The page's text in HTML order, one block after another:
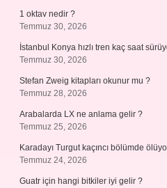
1 oktav nedir ?
Temmuz 30, 2026
İstanbul Konya hızlı tren kaç saat
Temmuz 30, 2026
Stefan Zweig kitapları okunur mu ?
Temmuz 28, 2026
Arabalarda LX ne anlama gelir ?
Temmuz 25, 2026
Karadayı Turgut kaçıncı bölümde
Temmuz 24, 2026
Guatr için hangi bitkiler iyi gelir ?